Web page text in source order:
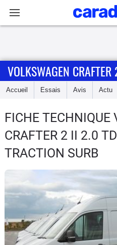
Accueil
Essais
Guide
d'achat
Electriques
Utilitaires
Flottes
VOLKSWAGEN CRAFTER
Accueil Essais Avis Actu
FICHE TECHNIQUE
CRAFTER 2 II 2.0
TRACTION SURB